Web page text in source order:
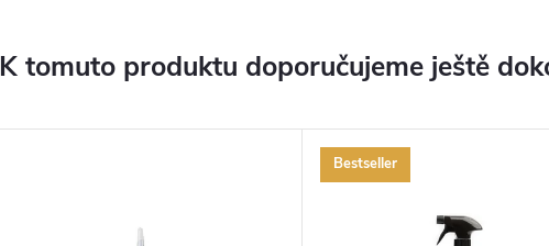
K tomuto produktu doporučujeme ještě
Bestseller